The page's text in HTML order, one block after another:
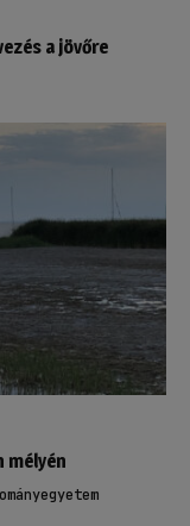
a jövőre
mélyén